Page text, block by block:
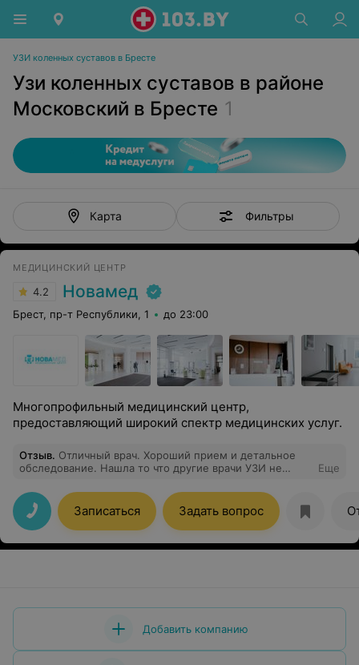
УЗИ коленных суставов в Бресте
Узи коленных суставов в районе
Московский в Бресте 1
Карта Фильтры
МЕДИЦИНСКИЙ ЦЕНТР
4.2 Новамед
Брест, пр-т Республики, 1 до 23:00
Многопрофильный медицинский центр,
предоставляющий широкий спектр медицинских услуг.
Отзыв. Отличный врач. Хороший прием и детальное
обследование. Нашла то что другие врачи УЗИ не
Еще
Записаться Задать вопрос
Добавить компанию